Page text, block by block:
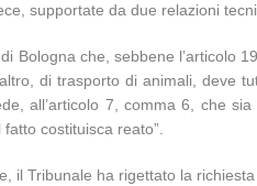
supportate da due relazioni
che, sebbene l’articolo
di trasporto di animali, deve
all’articolo 7, comma 6, che
costituisca reato”.
il Tribunale ha rigettato la richiesta